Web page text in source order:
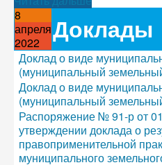
8
апреля
2022
Доклады
Доклад о виде
(муниципальный
Доклад о виде
(муниципальный
Распоряжение № 91-р от
утверждении доклада о
правоприменительной
муниципального